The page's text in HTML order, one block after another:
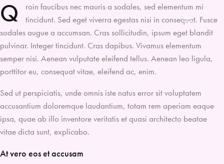
Q
roin faucibus nec mauris a sodales, sed elementum mi
tincidunt. Sed eget viverra egestas nisi in consequat. Fusce
sodales augue a accumsan. Cras sollicitudin, ipsum eget blandit
pulvinar. Integer tincidunt. Cras dapibus. Vivamus elementum
semper nisi. Aenean vulputate eleifend tellus. Aenean leo ligula,
porttitor eu, consequat vitae, eleifend ac, enim.
Sed ut perspiciatis, unde omnis iste natus error sit voluptatem
accusantium doloremque laudantium, totam rem aperiam eaque
ipsa, quae ab illo inventore veritatis et quasi architecto beatae
vitae dicta sunt, explicabo.
At vero eos et accusam